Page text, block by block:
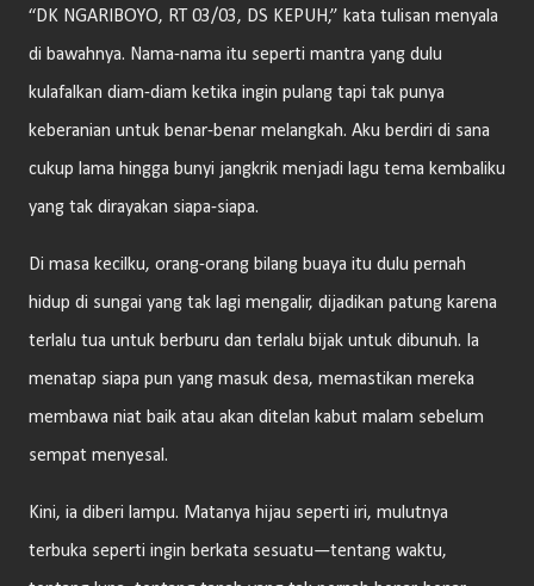
“DK NGARIBOYO, RT 03/03, DS KEPUH,” kata tulisan menyala
di bawahnya. Nama-nama itu seperti mantra yang dulu
kulafalkan diam-diam ketika ingin pulang tapi tak punya
keberanian untuk benar-benar melangkah. Aku berdiri di sana
cukup lama hingga bunyi jangkrik menjadi lagu tema kembaliku
yang tak dirayakan siapa-siapa.
Di masa kecilku, orang-orang bilang buaya itu dulu pernah
hidup di sungai yang tak lagi mengalir, dijadikan patung karena
terlalu tua untuk berburu dan terlalu bijak untuk dibunuh. Ia
menatap siapa pun yang masuk desa, memastikan mereka
membawa niat baik atau akan ditelan kabut malam sebelum
sempat menyesal.
Kini, ia diberi lampu. Matanya hijau seperti iri, mulutnya
terbuka seperti ingin berkata sesuatu—tentang waktu,